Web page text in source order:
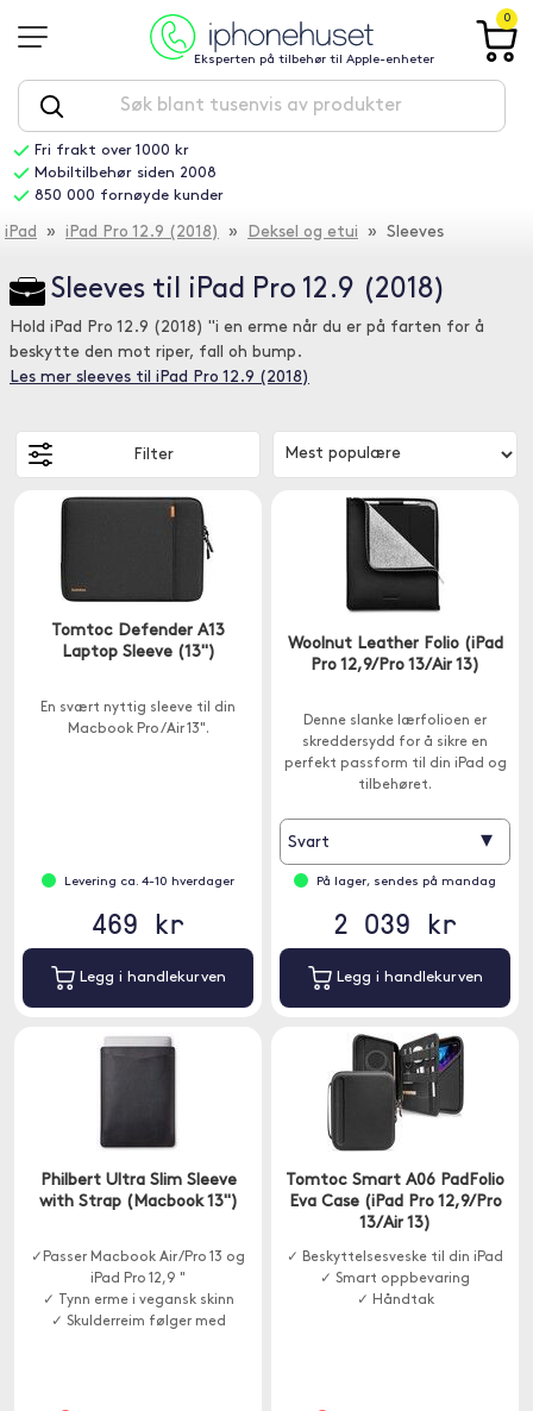
Eksperten på tilbehør til Apple-enheter
0
Fri frakt over 1000 kr
Mobiltilbehør siden 2008
850 000 fornøyde kunder
iPad » iPad Pro 12.9 (2018) » Deksel og etui » Sleeves
Sleeves til iPad Pro 12.9 (2018)
Hold iPad Pro 12.9 (2018) "i en erme når du er på farten for å
beskytte den mot riper, fall oh bump.
Les mer sleeves til iPad Pro 12.9 (2018)
Filter
Tomtoc Defender A13
Laptop Sleeve (13")
En svært nyttig sleeve til din
Macbook Pro/Air 13".
Levering ca. 4-10 hverdager
469 kr
Legg i handlekurven
Woolnut Leather Folio (iPad
Pro 12,9/Pro 13/Air 13)
Denne slanke lærfolioen er
skreddersydd for å sikre en
perfekt passform til din iPad og
tilbehøret.
Svart ▾
På lager, sendes på mandag
2 039 kr
Legg i handlekurven
Philbert Ultra Slim Sleeve
with Strap (Macbook 13")
✓Passer Macbook Air /Pro 13 og
iPad Pro 12,9 "
✓ Tynn erme i vegansk skinn
✓ Skulderreim følger med
Tomtoc Smart A06 PadFolio
Eva Case (iPad Pro 12,9/Pro
13/Air 13)
✓ Beskyttelsesveske til din iPad
✓ Smart oppbevaring
✓ Håndtak